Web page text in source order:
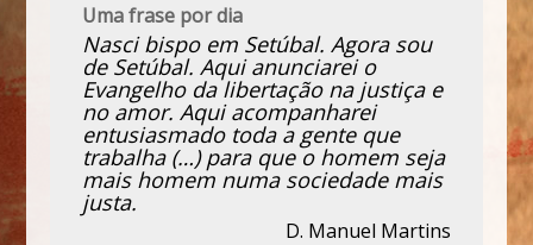
Uma frase por dia
Nasci bispo em Setúbal. Agora sou
de Setúbal. Aqui anunciarei o
Evangelho da libertação na justiça e
no amor. Aqui acompanharei
entusiasmado toda a gente que
trabalha (…) para que o homem seja
mais homem numa sociedade mais
justa.
D. Manuel Martins